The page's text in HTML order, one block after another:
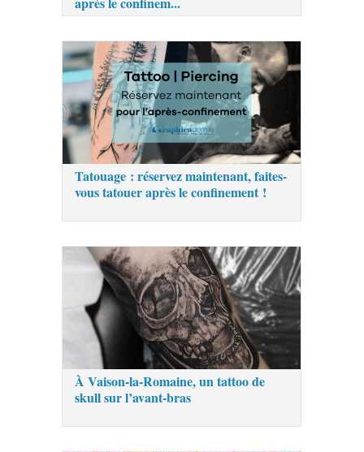
Tatouage : réservez maintenant, faites-
vous tatouer après le confinement !
À Vaison-la-Romaine, un tattoo de
skull sur l’avant-bras